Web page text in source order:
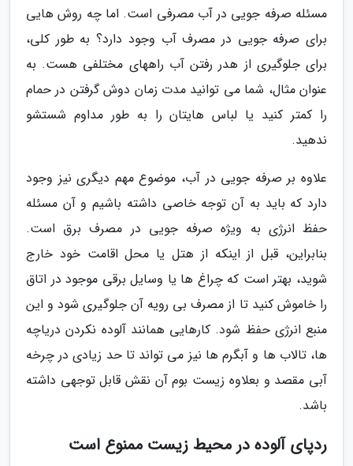
مسئله صرفه جویی در آب مصرفی است. اما چه روش هایی
برای صرفه جویی در مصرف آب وجود دارد؟ به طور کلی،
برای جلوگیری از هدر رفتن آب راههای مختلفی هست. به
عنوان مثال، شما می توانید مدت زمان دوش گرفتن در حمام
را کمتر کنید یا لباس هایتان را به طور مداوم شستشو
ندهید.
علاوه بر صرفه جویی در آب، موضوع مهم دیگری نیز وجود
دارد که باید به آن توجه خاصی داشته باشیم و آن مسئله
حفظ انرژی به ویژه صرفه جویی در مصرف برق است.
بنابراین، قبل از اینکه از هتل یا محل اقامت خود خارج
شوید، بهتر است که چراغ ها یا وسایل برقی موجود در اتاق
را خاموش کنید تا از مصرف بی رویه آن جلوگیری شود و این
منبع انرژی حفظ شود. کارهایی همانند آلوده نکردن دریاچه
ها، تالاب ها و آبگرم ها نیز می تواند تا حد زیادی در چرخه
آبی مقصد و بعلاوه زیست بوم آن نقش قابل توجهی داشته
باشد.
ردپای آلوده در محیط زیست ممنوع است